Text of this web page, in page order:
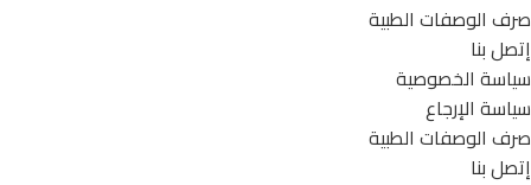
صرف الوصفات الطبية
إتصل بنا
سياسة الخصوصية
سياسة الإرجاع
صرف الوصفات الطبية
إتصل بنا